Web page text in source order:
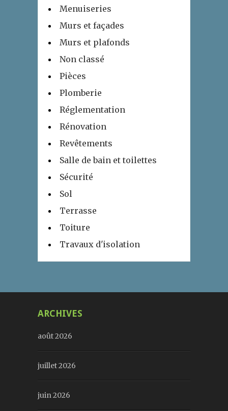
Menuiseries
Murs et façades
Murs et plafonds
Non classé
Pièces
Plomberie
Réglementation
Rénovation
Revêtements
Salle de bain et toilettes
Sécurité
Sol
Terrasse
Toiture
Travaux d'isolation
ARCHIVES
août 2026
juillet 2026
juin 2026